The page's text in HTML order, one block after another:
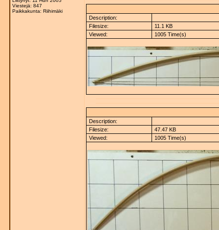
Viestejä: 847
Paikkakunta: Riihimäki
Description:
Filesize:
11.1 KB
Viewed:
1005 Time(s)
Description:
Filesize:
47.47 KB
Viewed:
1005 Time(s)